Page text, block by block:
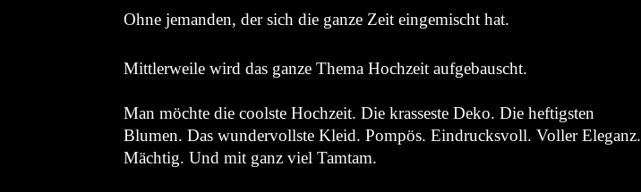
Ohne jemanden, der sich die ganze Zeit eingemischt hat.
Mittlerweile wird das ganze Thema Hochzeit aufgebauscht.
Man möchte die coolste Hochzeit. Die krasseste Deko. Die heftigsten
Blumen. Das wundervollste Kleid. Pompös. Eindrucksvoll. Voller Eleganz.
Mächtig. Und mit ganz viel Tamtam.